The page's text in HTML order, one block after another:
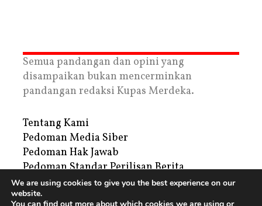
Semua pandangan dan opini yang
disampaikan bukan mencerminkan
pandangan redaksi Kupas Merdeka.
Tentang Kami
Pedoman Media Siber
Pedoman Hak Jawab
Pedoman Standar Perilisan Berita
Privacy Policy
Periklanan
We are using cookies to give you the best experience on our
website.